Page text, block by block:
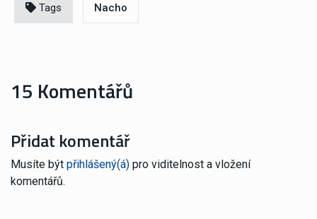
Tags Nacho
15 Komentářů
Přidat komentář
Musíte být přihlášený(á) pro viditelnost a vložení
komentářů.